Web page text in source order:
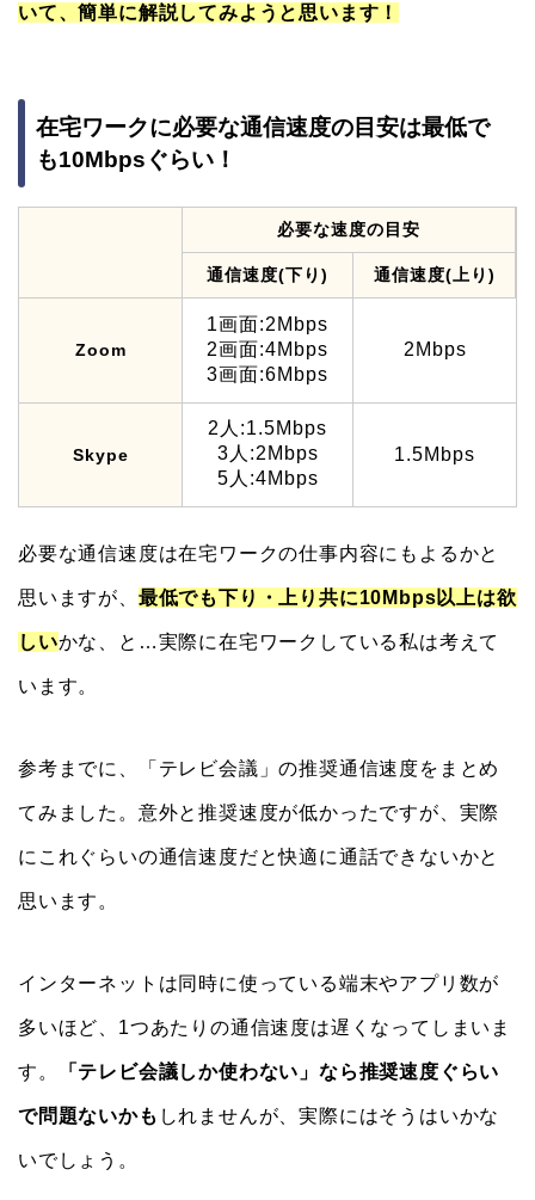
いて、簡単に解説してみようと思います！
在宅ワークに必要な通信速度の目安は最低で
も10Mbpsぐらい！
必要な速度の目安
通信速度(下り) 通信速度(上り)
Zoom
1画面:2Mbps
2画面:4Mbps
3画面:6Mbps
2Mbps
Skype
2人:1.5Mbps
3人:2Mbps
5人:4Mbps
1.5Mbps
必要な通信速度は在宅ワークの仕事内容にもよるかと
思いますが、 最低でも下り・上り共に10Mbps以上は欲
しいかな、と…実際に在宅ワークしている私は考えて
います。
参考までに、「テレビ会議」の推奨通信速度をまとめ
てみました。意外と推奨速度が低かったですが、実際
にこれぐらいの通信速度だと快適に通話できないかと
思います。
インターネットは同時に使っている端末やアプリ数が
多いほど、1つあたりの通信速度は遅くなってしまいま
す。 「テレビ会議しか使わない」なら推奨速度ぐらい
で問題ないかも しれませんが、実際にはそうはいかな
いでしょう。